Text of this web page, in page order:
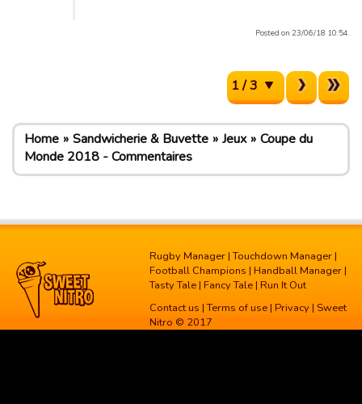
Posted on 23/06/18 10:54.
1 / 3
Home Sandwicherie & Buvette Jeux
Coupe du
Monde 2018 - Commentaires
Rugby Manager |Touchdown Manager |
Football Champions | Handball Manager |
Tasty Tale | Fancy Tale | Run It Out
Contact us |Terms of use | Privacy | Sweet
Nitro © 2017